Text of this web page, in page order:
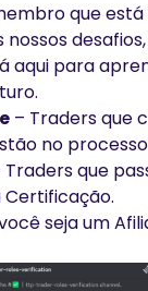
que
aqui para
– Traders que
no
Traders que
seja um